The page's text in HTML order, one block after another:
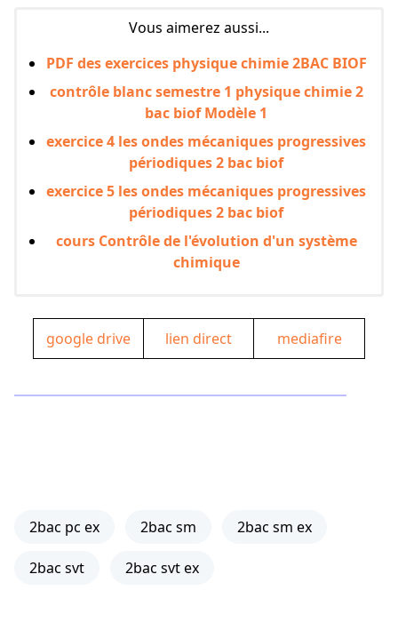
Vous aimerez aussi...
PDF des exercices physique chimie 2BAC BIOF
contrôle blanc semestre 1 physique chimie 2
bac biof Modèle 1
exercice 4 les ondes mécaniques progressives
périodiques 2 bac biof
exercice 5 les ondes mécaniques progressives
périodiques 2 bac biof
cours Contrôle de l'évolution d'un système
chimique
google drive lien direct mediafire
2bac pc ex 2bac sm 2bac sm ex
2bac svt 2bac svt ex